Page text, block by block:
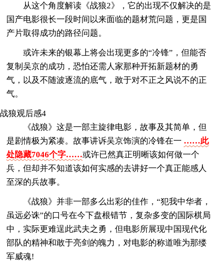
从这个角度解读《战狼2》，它的出现不仅解决的是
国产电影很长一段时间以来面临的题材荒问题，更是国
产片取得成功的路径问题。
或许未来的银幕上将会出现更多的“冷锋”，但能否
复制吴京的成功，恐怕还需人家那种开拓新题材的勇
气，以及不随波逐流的底气，敢于对不正之风说不的正
气。
战狼观后感4
《战狼》这是一部主旋律电影，故事及其简单，但
是剧情极为紧凑。故事讲诉吴京饰演的冷锋在一 ……此
处隐藏7046个字……或许已然真正明晰该如何做一个
兵，但却并不知道该如何实感的去讲好一个真正能感人
至深的兵故事。
《战狼》并非一部多么出彩的佳作，“犯我中华者，
虽远必诛”的口号在今下盘根错节，复杂多变的国际棋局
中，实际更难逞此武夫之勇，但电影所展现中国现代化
部队的精神和敢于亮剑的魄力，对电影的称道唯为那缕
军威魂!